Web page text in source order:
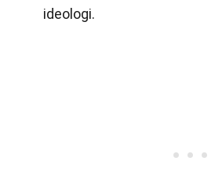
ideologi.